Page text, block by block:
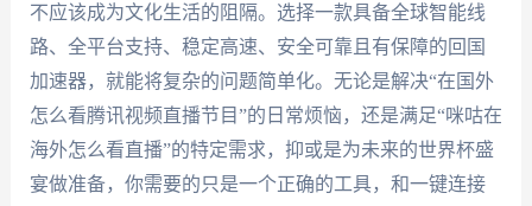
不应该成为文化生活的阻隔。选择一款具备全球智能线
路、全平台支持、稳定高速、安全可靠且有保障的回国
加速器，就能将复杂的问题简单化。无论是解决“在国外
怎么看腾讯视频直播节目”的日常烦恼，还是满足“咪咕在
海外怎么看直播”的特定需求，抑或是为未来的世界杯盛
宴做准备，你需要的只是一个正确的工具，和一键连接